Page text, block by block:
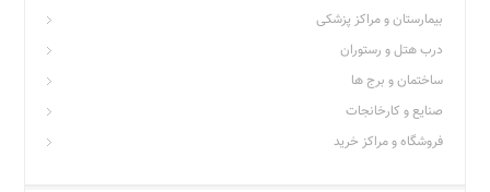
بیمارستان و مراکز پزشکی
درب هتل و رستوران
ساختمان و برج ها
صنایع و کارخانجات
فروشگاه و مراکز خرید